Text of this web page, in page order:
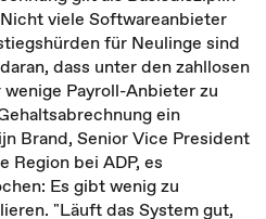
viele Softwareanbieter
für Neulinge sind
dass unter den zahllosen
Payroll-Anbieter zu
ein
Brand, Senior Vice President
Region bei ADP, es
Es gibt wenig zu
"Läuft das System gut,